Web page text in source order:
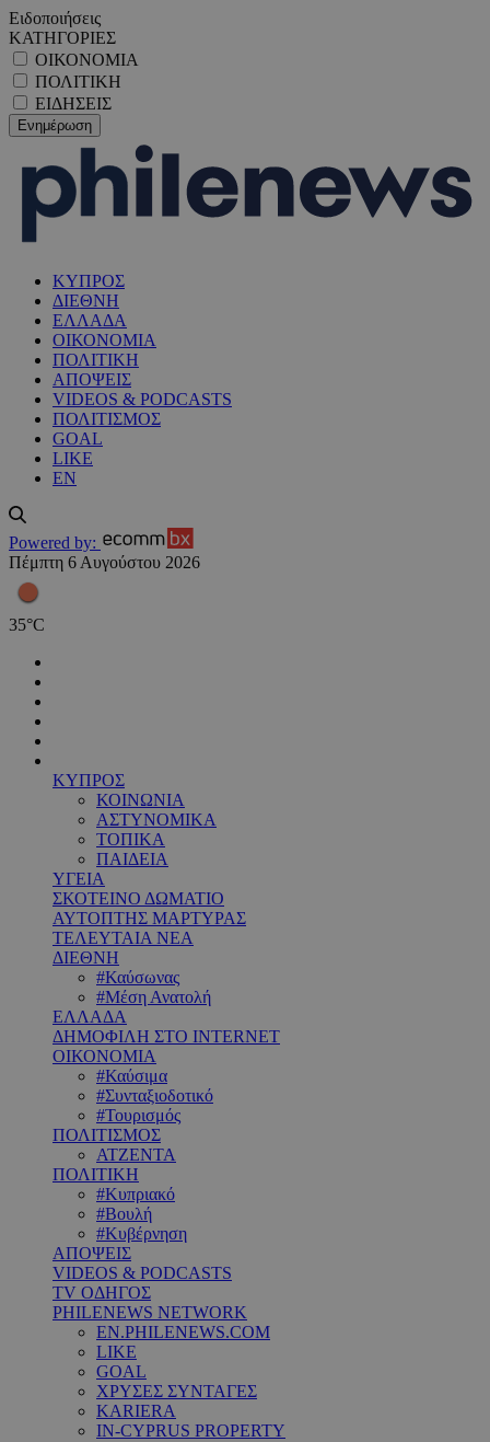
Ειδοποιήσεις
ΚΑΤΗΓΟΡΙΕΣ
ΟΙΚΟΝΟΜΙΑ
ΠΟΛΙΤΙΚΗ
ΕΙΔΗΣΕΙΣ
ΚΥΠΡΟΣ
ΔΙΕΘΝΗ
ΕΛΛΑΔΑ
ΟΙΚΟΝΟΜΙΑ
ΠΟΛΙΤΙΚΗ
ΑΠΟΨΕΙΣ
VIDEOS & PODCASTS
ΠΟΛΙΤΙΣΜΟΣ
GOAL
LIKE
EN
Powered by:
Πέμπτη 6 Αυγούστου 2026
35°C
ΚΥΠΡΟΣ
ΚΟΙΝΩΝΙΑ
ΑΣΤΥΝΟΜΙΚΑ
ΤΟΠΙΚΑ
ΠΑΙΔΕΙΑ
ΥΓΕΙΑ
ΣΚΟΤΕΙΝΟ ΔΩΜΑΤΙΟ
ΑΥΤΟΠΤΗΣ ΜΑΡΤΥΡΑΣ
ΤΕΛΕΥΤΑΙΑ ΝΕΑ
ΔΙΕΘΝΗ
#Καύσωνας
#Μέση Ανατολή
ΕΛΛΑΔΑ
ΔΗΜΟΦΙΛΗ ΣΤΟ INTERNET
ΟΙΚΟΝΟΜΙΑ
#Καύσιμα
#Συνταξιοδοτικό
#Τουρισμός
ΠΟΛΙΤΙΣΜΟΣ
ΑΤΖΕΝΤΑ
ΠΟΛΙΤΙΚΗ
#Κυπριακό
#Βουλή
#Κυβέρνηση
ΑΠΟΨΕΙΣ
VIDEOS & PODCASTS
TV ΟΔΗΓΟΣ
PHILENEWS NETWORK
EN.PHILENEWS.COM
LIKE
GOAL
ΧΡΥΣΕΣ ΣΥΝΤΑΓΕΣ
KARIERA
IN-CYPRUS PROPERTY